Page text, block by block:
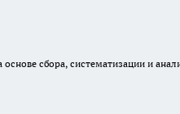
сбора, систематизации и